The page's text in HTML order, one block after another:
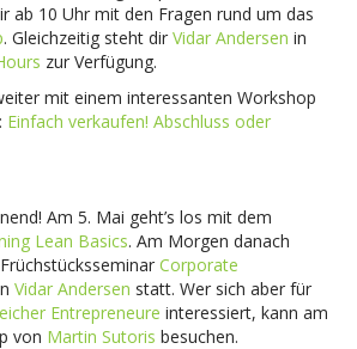
ab 10 Uhr mit den Fragen rund um das
. Gleichzeitig steht dir Vidar Andersen in
zur Verfügung.
mit einem interessanten Workshop
Einfach verkaufen! Abschluss oder
Am 5. Mai geht’s los mit dem
Lean Basics. Am Morgen danach
Corporate
Vidar Andersen statt. Wer sich aber für
Entrepreneure interessiert, kann am
von Martin Sutoris besuchen.